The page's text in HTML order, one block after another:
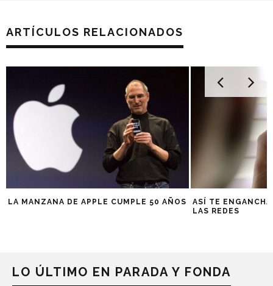
ARTÍCULOS RELACIONADOS
LA MANZANA DE APPLE CUMPLE 50 AÑOS
ASÍ TE
LAS REDES
LO ÚLTIMO EN PARADA Y FONDA